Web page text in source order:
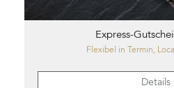
Express-
Flexibel in Termin,
Details